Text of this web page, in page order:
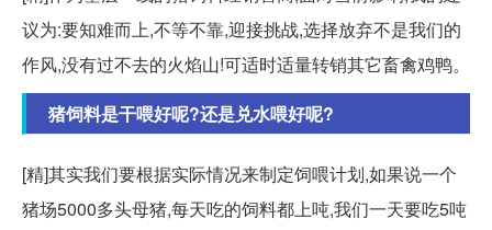
议为:要知难而上,不等不靠,迎接挑战,选择放弃不是我们的
作风,没有过不去的火焰山!可适时适量转销其它畜禽鸡鸭。
猪饲料是干喂好呢?还是兑水喂好呢?
[精]其实我们要根据实际情况来制定饲喂计划,如果说一个
猪场5000多头母猪,每天吃的饲料都上吨,我们一天要吃5吨